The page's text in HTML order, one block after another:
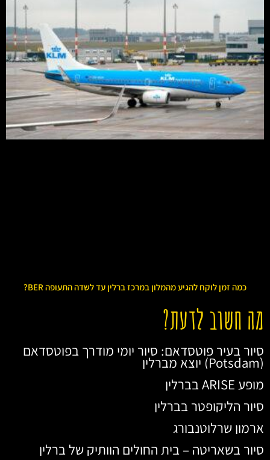
כמה זמן לוקח להגיע מהמלון במרכז ברלין עד לשדה התעופה BER?
מה חשוב לדעת?
סיור בעיר פוטסדאם: סיור יומי מודרך בפוטסדאם
(Potsdam) יוצא מברלין
מופע ARISE בברלין
סיור הליקופטר בברלין
ארמון שרלוטנבורג
סיור בשאריטה – בית החולים הוותיק של ברלין